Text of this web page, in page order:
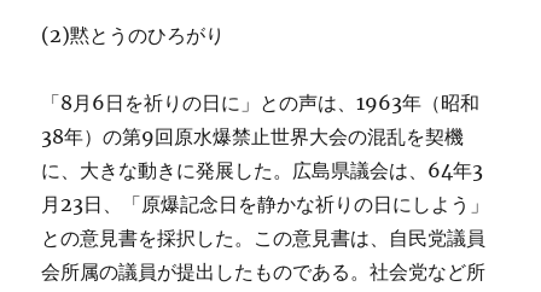
(2)黙とうのひろがり
「8月6日を祈りの日に」との声は、1963年（昭和
38年）の第9回原水爆禁止世界大会の混乱を契機
に、大きな動きに発展した。広島県議会は、64年3
月23日、「原爆記念日を静かな祈りの日にしよう」
との意見書を採択した。この意見書は、自民党議員
会所属の議員が提出したものである。社会党など所